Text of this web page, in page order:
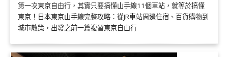
第一次東京自由行，其實只要搞懂山手線11個車站，就等於搞懂
東京！日本東京山手線完整攻略：從JR車站周邊住宿、百貨購物到
城市散策，出發之前一篇複習東京自由行